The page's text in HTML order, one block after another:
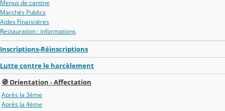
Menus de cantine
Marchés Publics
Aides Financières
Restauration : informations
Inscriptions-Réinscriptions
Lutte contre le harcèlement
🧭 Orientation - Affectation
Après la 3ème
Après la 4ème